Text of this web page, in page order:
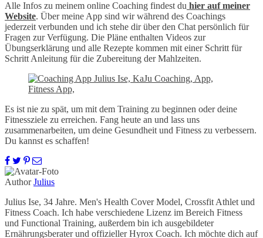
Alle Infos zu meinem online Coaching findest du hier auf meiner
Website. Über meine App sind wir während des Coachings
jederzeit verbunden und ich stehe dir über den Chat persönlich für
Fragen zur Verfügung. Die Pläne enthalten Videos zur
Übungserklärung und alle Rezepte kommen mit einer Schritt für
Schritt Anleitung für die Zubereitung der Mahlzeiten.
Es ist nie zu spät, um mit dem Training zu beginnen oder deine
Fitnessziele zu erreichen. Fang heute an und lass uns
zusammenarbeiten, um deine Gesundheit und Fitness zu verbessern.
Du kannst es schaffen!
Author Julius
Julius Ise, 34 Jahre. Men's Health Cover Model, Crossfit Athlet und
Fitness Coach. Ich habe verschiedene Lizenz im Bereich Fitness
und Functional Training, außerdem bin ich ausgebildeter
Ernährungsberater und offizieller Hyrox Coach. Ich möchte dich auf